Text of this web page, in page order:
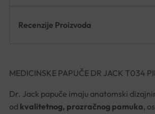
Recenzije Proizvoda
MEDICINSKE PAPUČE DR JACK T034
Dr. Jack papuče imaju anatomski
od kvalitetnog, prozračnog pamuka,